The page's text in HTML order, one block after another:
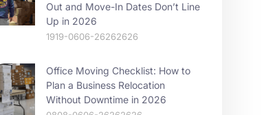
Out and Move-In Dates Don’t Line
Up in 2026
1919-0606-26262626
Office Moving Checklist: How to
Plan a Business Relocation
Without Downtime in 2026